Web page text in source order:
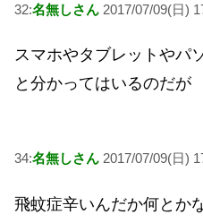
32:名無しさん 2017/07/09(日)
スマホやタブレットやパ
と分かってはいるのだが
34:名無しさん 2017/07/09(日)
飛蚊症辛いんだか何とか